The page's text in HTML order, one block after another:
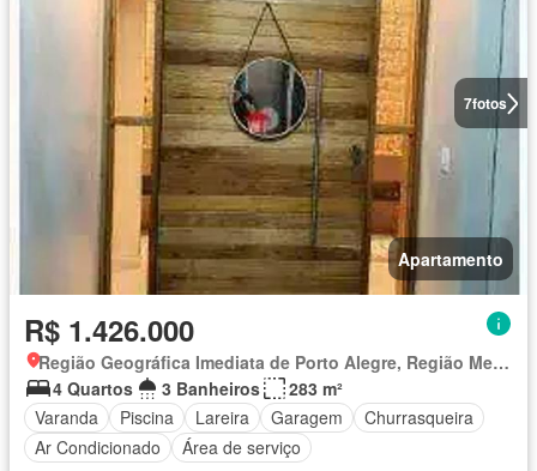
7fotos
Apartamento
R$ 1.426.000
Região Geográfica Imediata de Porto Alegre, Região Metropolitana de Porto Alegre
4 Quartos
3 Banheiros
283 m²
Varanda
Piscina Lareira Garagem
Churrasqueira
Ar Condicionado
Área de serviço